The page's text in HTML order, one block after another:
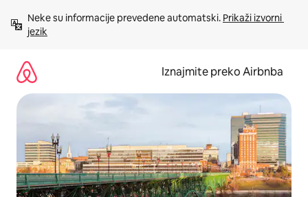
sadržaj
Neke su informacije prevedene automatski. Prikaži izvorni
jezik
Iznajmite preko Airbnba